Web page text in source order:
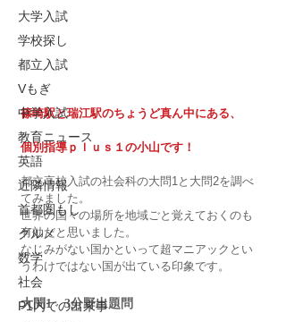
大学入試
学校探し
都立入試
Vもぎ
中学入試
教育ニュース
英語
近隣情報
首都圏もし
グルメ
数学
社会
P1内での出来事
篠崎駅と瑞江駅のちょうど真ん中にある、
個別指導ｐｌｕｓ１の小山です！
都立高校入試の社会科の大問1と大問2を調べ
てみました。
世界の国々の場所を地域ごと覚えておくのも
有効だと思いました。
なじみがない国かといって超マニアックとい
うわけではない国が出ている印象です。
大問1　3分野出題問